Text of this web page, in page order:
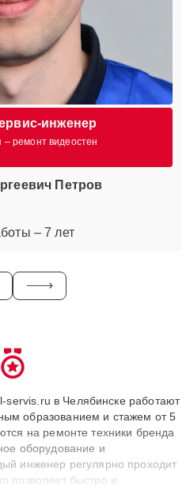
инженер
ремонт видеостен
Петров
– 7 лет
servis.ru в Челябинске работают
образованием и стажем от 5
на ремонте техники бренда
оборудование и
инженер регулярно проходит
позволяет быстро и